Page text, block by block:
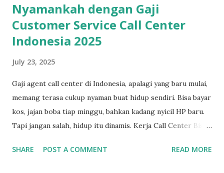
Nyamankah dengan Gaji
Customer Service Call Center
Indonesia 2025
July 23, 2025
Gaji agent call center di Indonesia, apalagi yang baru mulai,
memang terasa cukup nyaman buat hidup sendiri. Bisa bayar
kos, jajan boba tiap minggu, bahkan kadang nyicil HP baru.
Tapi jangan salah, hidup itu dinamis. Kerja Call Center Bisa
dari itu, kalau sekarang masih betah kerja sebagai customer
SHARE POST A COMMENT READ MORE